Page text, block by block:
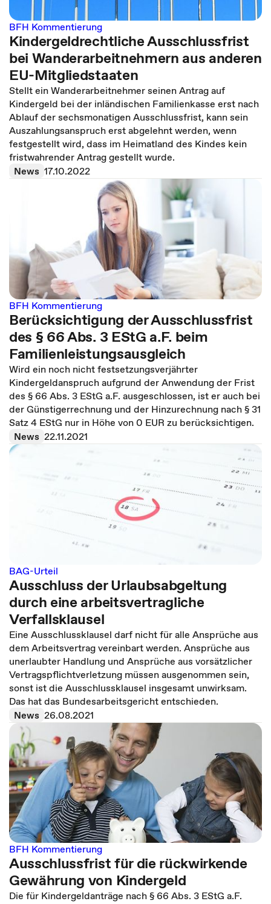
BFH Kommentierung
Kindergeldrechtliche Ausschlussfrist
bei Wanderarbeitnehmern aus anderen
EU-Mitgliedstaaten
Stellt ein Wanderarbeitnehmer seinen Antrag auf
Kindergeld bei der inländischen Familienkasse erst nach
Ablauf der sechsmonatigen Ausschlussfrist, kann sein
Auszahlungsanspruch erst abgelehnt werden, wenn
festgestellt wird, dass im Heimatland des Kindes kein
fristwahrender Antrag gestellt wurde.
News 17.10.2022
BFH Kommentierung
Berücksichtigung der Ausschlussfrist
des § 66 Abs. 3 EStG a.F. beim
Familienleistungsausgleich
Wird ein noch nicht festsetzungsverjährter
Kindergeldanspruch aufgrund der Anwendung der Frist
des § 66 Abs. 3 EStG a.F. ausgeschlossen, ist er auch bei
der Günstigerrechnung und der Hinzurechnung nach § 31
Satz 4 EStG nur in Höhe von 0 EUR zu berücksichtigen.
News 22.11.2021
BAG-Urteil
Ausschluss der Urlaubsabgeltung
durch eine arbeitsvertragliche
Verfallsklausel
Eine Ausschlussklausel darf nicht für alle Ansprüche aus
dem Arbeitsvertrag vereinbart werden. Ansprüche aus
unerlaubter Handlung und Ansprüche aus vorsätzlicher
Vertragspflichtverletzung müssen ausgenommen sein,
sonst ist die Ausschlussklausel insgesamt unwirksam.
Das hat das Bundesarbeitsgericht entschieden.
News 26.08.2021
BFH Kommentierung
Ausschlussfrist für die rückwirkende
Gewährung von Kindergeld
Die für Kindergeldanträge nach § 66 Abs. 3 EStG a.F.